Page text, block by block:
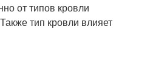
от типов кровли
тип кровли влияет